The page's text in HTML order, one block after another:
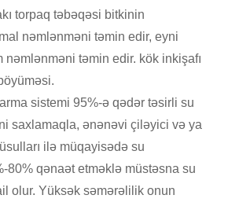
torpaq təbəqəsi bitkinin
nəmlənməni təmin edir, eyni
nəmlənməni təmin edir. kök inkişafı
sistemi 95%-ə qədər təsirli su
saxlamaqla, ənənəvi çiləyici və ya
ilə müqayisədə su
80% qənaət etməklə müstəsna su
olur. Yüksək səmərəlilik onun